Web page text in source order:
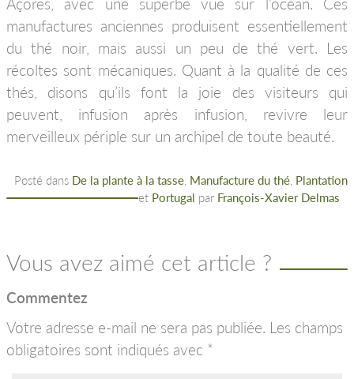
manufactures anciennes produisent essentiellement
du thé noir, mais aussi un peu de thé vert. Les
récoltes sont mécaniques. Quant à la qualité de ces
thés, disons qu’ils font la joie des visiteurs qui
peuvent, infusion après infusion, revivre leur
merveilleux périple sur un archipel de toute beauté.
Posté dans De la plante à la tasse Manufacture du thé Plantation
et Portugal par François-Xavier Delmas
Vous avez aimé cet article ?
Commentez
Votre adresse e-mail ne sera pas publiée. Les champs
obligatoires sont indiqués avec *